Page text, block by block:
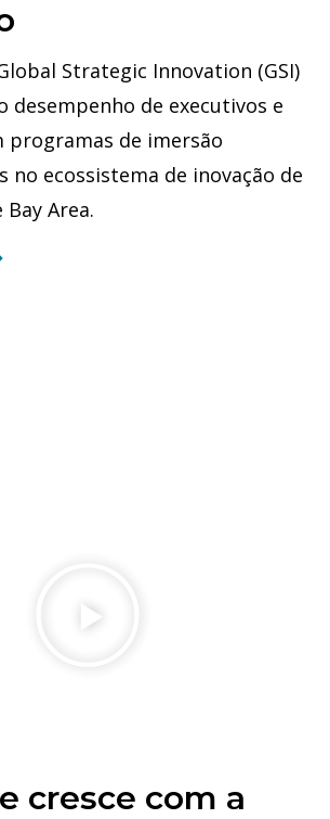
Strategic Innovation (GSI)
desempenho de executivos e
programas de imersão
no ecossistema de inovação de
Bay Area.
cresce com a